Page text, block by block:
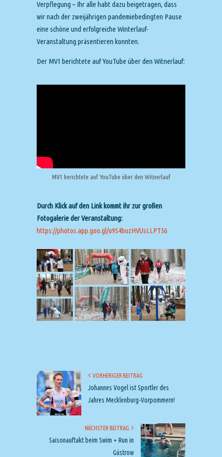
Verpflegung – Ihr alle habt dazu beigetragen, dass
wir nach der zweijährigen pandemiebedingten Pause
eine schöne und erfolgreiche Winterlauf-
Veranstaltung präsentieren konnten.
Der MV1 berichtete auf YouTube über den Witnerlauf:
MV1 berichtete auf YouTube über den Witnerlauf
Durch Klick auf den Link kommt ihr zur großen
Fotogalerie der Veranstaltung:
https://photos.app.goo.gl/o9S4buzHVUsLLPT56
VORHERIGER BEITRAG
Johannes Vogel ist Sportler des
Jahres Mecklenburg-Vorpommern!
NÄCHSTER BEITRAG
Saisonauftakt beim Swim + Run in
Güstrow